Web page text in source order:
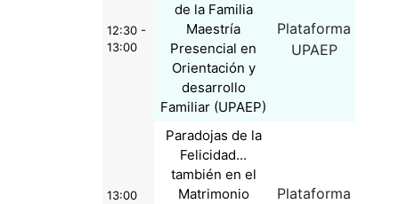
12:30 -
13:00
de la Familia
Maestría
Presencial en
Orientación y
desarrollo
Familiar (UPAEP)
Plataforma
UPAEP
13:00
Paradojas de la
Felicidad...
también en el
Matrimonio
Plataforma